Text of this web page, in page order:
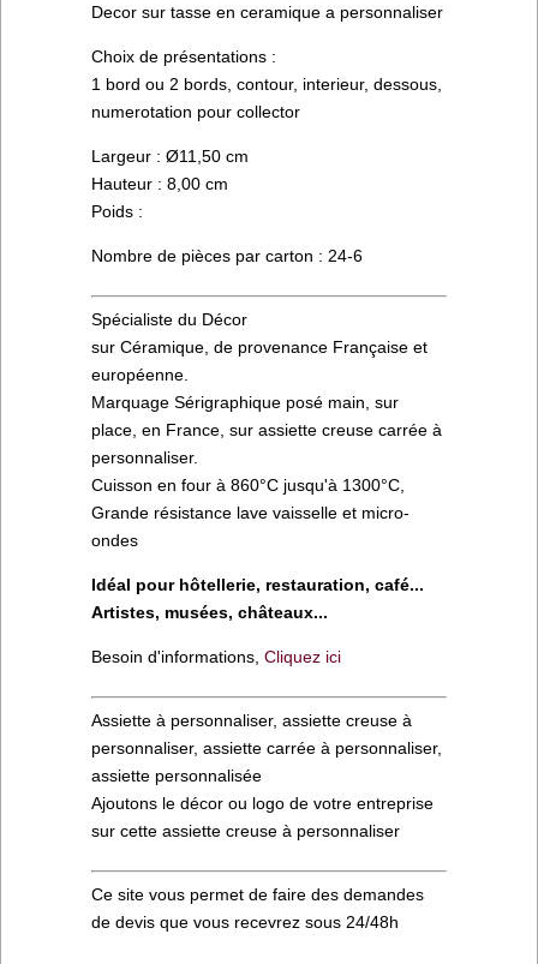
Decor sur tasse en ceramique a personnaliser
Choix de présentations :
1 bord ou 2 bords, contour, interieur, dessous,
numerotation pour collector
Largeur : Ø11,50 cm
Hauteur : 8,00 cm
Poids :
Nombre de pièces par carton : 24-6
Spécialiste du Décor
sur Céramique, de provenance Française et
européenne.
Marquage Sérigraphique posé main, sur
place, en France, sur assiette creuse carrée à
personnaliser.
Cuisson en four à 860°C jusqu'à 1300°C,
Grande résistance lave vaisselle et micro-
ondes
Idéal pour hôtellerie, restauration, café...
Artistes, musées, châteaux...
Besoin d'informations, Cliquez ici
Assiette à personnaliser, assiette creuse à
personnaliser, assiette carrée à personnaliser,
assiette personnalisée
Ajoutons le décor ou logo de votre entreprise
sur cette assiette creuse à personnaliser
Ce site vous permet de faire des demandes
de devis que vous recevrez sous 24/48h